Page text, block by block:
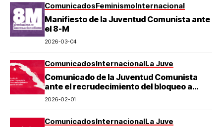
ComunicadosFeminismoInternacional
Manifiesto de la Juventud Comunista ante
el 8-M
2026-03-04
ComunicadosInternacionalLa Juve
Comunicado de la Juventud Comunista
ante el recrudecimiento del bloqueo a
Cuba.
2026-02-01
ComunicadosInternacionalLa Juve